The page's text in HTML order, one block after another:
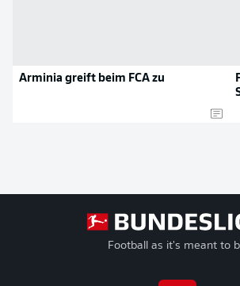
Arminia greift beim FCA zu
Football as it's meant to